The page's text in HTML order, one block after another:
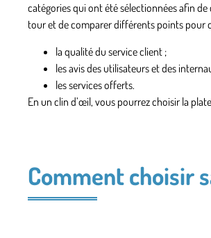
catégories qui ont été sélectionnées afin
tour et de comparer différents points pour
la qualité du service client ;
les avis des utilisateurs et des
les services offerts.
En un clin d’œil, vous pourrez choisir la
Comment choisir